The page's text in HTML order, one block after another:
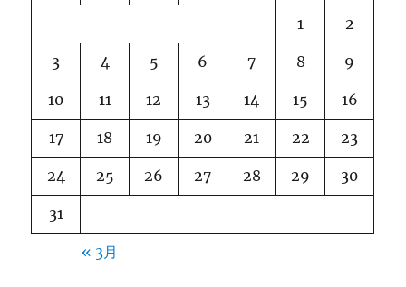
1 2
3 4 5 6 7 8 9
10 11 12 13 14 15 16
17 18 19 20 21 22 23
24 25 26 27 28 29 30
31
« 3月